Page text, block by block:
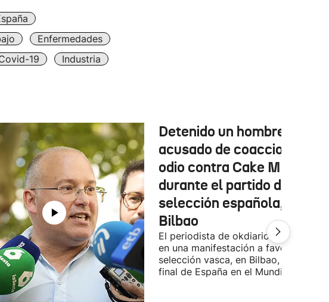
Enfermedades
19 Industria
Detenido un hombre
acusado de coacciones y
odio contra Cake Minuesa
durante el partido de la
selección española, en
Bilbao
El periodista de okdiario se
en una manifestación a favor de la
selección vasca, en Bilbao, durante la
final de España en el Mundial.